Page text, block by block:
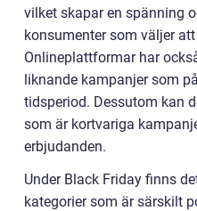
vilket skapar en spänning
konsumenter som väljer
Onlineplattformar har
liknande kampanjer som
tidsperiod. Dessutom kan
som är kortvariga
erbjudanden.
Under Black Friday finns
kategorier som är särskilt